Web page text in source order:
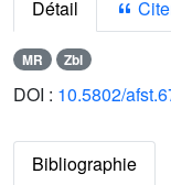
Détail
MR Zbl
DOI : 10.5802/
Bibliographie